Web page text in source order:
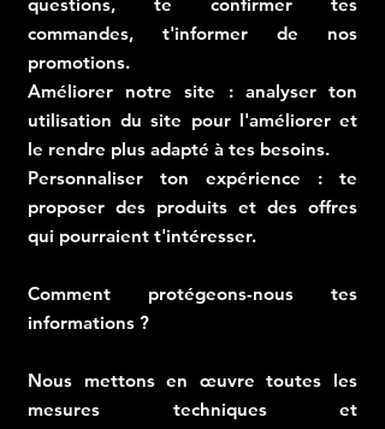
commandes, t'informer de nos
promotions.
Améliorer notre site : analyser ton
utilisation du site pour l'améliorer et
le rendre plus adapté à tes besoins.
Personnaliser ton expérience : te
proposer des produits et des offres
qui pourraient t'intéresser.
Comment protégeons-nous tes
informations ?
Nous mettons en œuvre toutes les
mesures techniques et